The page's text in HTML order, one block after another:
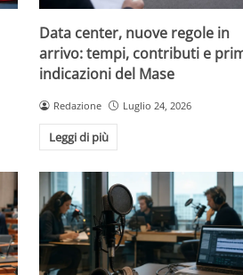
Data center, nuove regole in
arrivo: tempi, contributi e
indicazioni del Mase
Redazione Luglio 24, 2026
Leggi di più